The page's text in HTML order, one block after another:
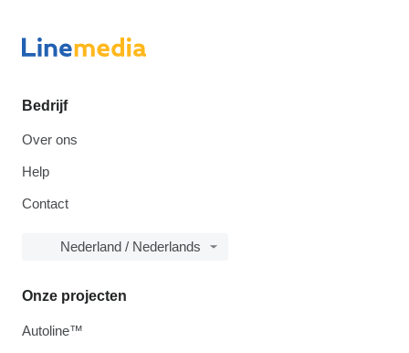
Bedrijf
Over ons
Help
Contact
Nederland / Nederlands
Onze projecten
Autoline™